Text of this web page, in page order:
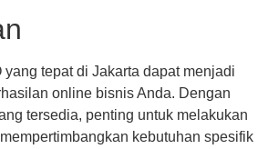
tepat di Jakarta dapat menjadi
online bisnis Anda. Dengan
tersedia, penting untuk melakukan
kebutuhan spesifik